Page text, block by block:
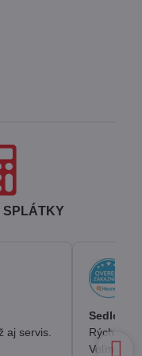
SPLÁTKY
aj servis.
Sedlo
Rýchlosť,
Veľmi